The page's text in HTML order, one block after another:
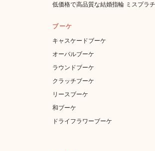
低価格で高品質な結婚指輪 ミスプラ
ブーケ
キャスケードブーケ
オーバルブーケ
ラウンドブーケ
クラッチブーケ
リースブーケ
和ブーケ
ドライフラワーブーケ